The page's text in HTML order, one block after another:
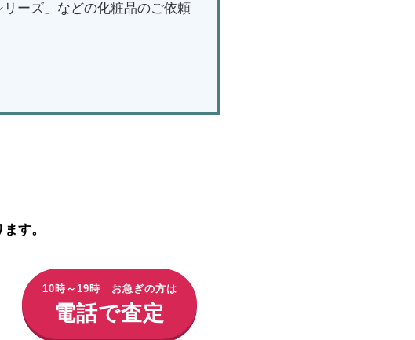
ーズ」などの化粧品のご依頼
す。
10時～19時 お急ぎの方は
電話で査定